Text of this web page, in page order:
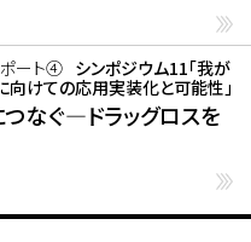
ート④ シンポジウム11「我が
けての応用実装化と可能性」
なぐ―ドラッグロスを